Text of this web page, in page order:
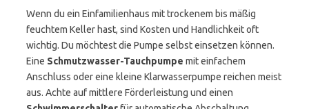
Wenn du ein Einfamilienhaus mit trockenem bis mäßig
feuchtem Keller hast, sind Kosten und Handlichkeit oft
wichtig. Du möchtest die Pumpe selbst einsetzen können.
Eine Schmutzwasser-Tauchpumpe mit einfachem
Anschluss oder eine kleine Klarwasserpumpe reichen meist
aus. Achte auf mittlere Förderleistung und einen